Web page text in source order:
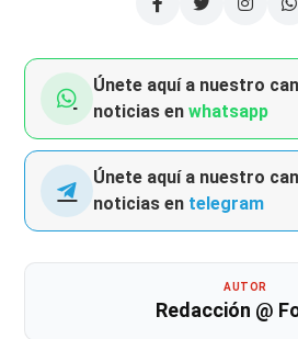
Únete aquí a nuestro
noticias enwhatsapp
Únete aquí a nuestro
noticias en telegram
AUTOR
Redacción @